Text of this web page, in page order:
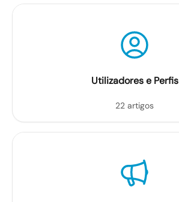
Utilizadores e Perfis
22 artigos